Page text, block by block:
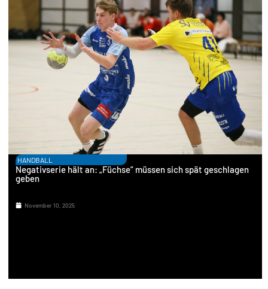
HANDBALL
Negativserie hält an: „Füchse“ müssen sich spät geschlagen
geben
November 10, 2025